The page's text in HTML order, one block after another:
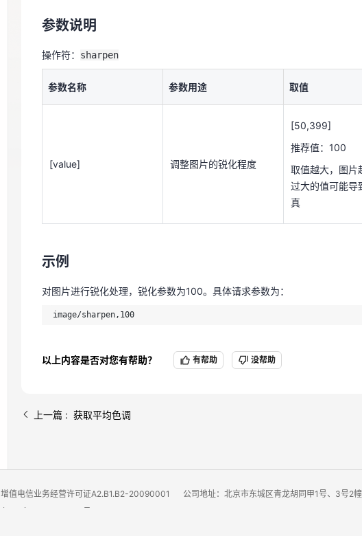
参数名称
推荐值：100
取值越大，图片
过大的值可能导
参数说明
操作符： sharpen
参数名称 参数用途 取值
[value] 调整图片的锐化程度
[50,399]
推荐值：100
取值越大，图片
过大的值可能导
真
示例
对图片进行锐化处理，锐化参数为100。具体请求参数为：
image/sharpen,100
以上内容是否对您有帮助？ 有帮助 没帮助
上一篇 : 获取平均色调
增值电信业务经营许可证A2.B1.B2-20090001
公司地址：北京市东城区青龙胡同甲1号、3号2